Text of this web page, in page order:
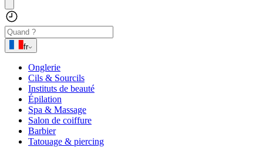
fr
Onglerie
Cils & Sourcils
Instituts de beauté
Épilation
Spa & Massage
Salon de coiffure
Barbier
Tatouage & piercing